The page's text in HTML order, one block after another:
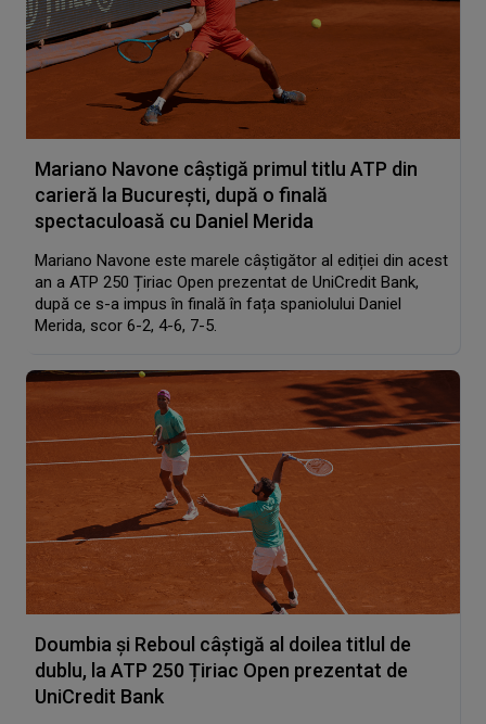
Mariano Navone câștigă primul titlu ATP din
carieră la București, după o finală
spectaculoasă cu Daniel Merida
Mariano Navone este marele câștigător al ediției din acest
an a ATP 250 Țiriac Open prezentat de UniCredit Bank,
după ce s-a impus în finală în fața spaniolului Daniel
Merida, scor 6-2, 4-6, 7-5.
Doumbia și Reboul câștigă al doilea titlul de
dublu, la ATP 250 Țiriac Open prezentat de
UniCredit Bank